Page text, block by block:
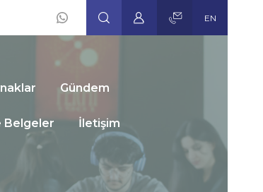
Social
Icons
EN
Gündem
Belgeler İletişim